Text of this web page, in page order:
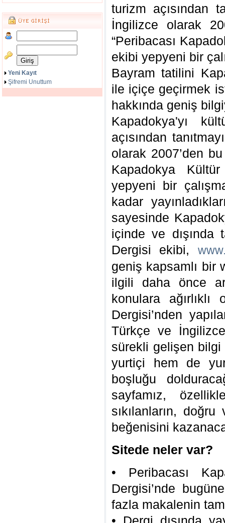
Yeni Kayıt
Şifremi Unuttum
turizm açısından
İngilizce olarak
“Peribacası
ekibi yepyeni bir
Bayram tatilini
ile içiçe geçirmek
hakkında geniş
Kapadokya'yı
açısından
olarak 2007’den
Kapadokya
yepyeni bir
kadar
sayesinde
içinde ve dışında
Dergisi ekibi,
geniş kapsamlı bir
ilgili daha önce
konulara
Dergisi’nden
Türkçe ve
sürekli gelişen bilgi
yurtiçi hem de
boşluğu
sayfamız,
sıkılanların,
beğenisini
Sitede neler var?
• Peribacası
Dergisi’nde
fazla makalenin